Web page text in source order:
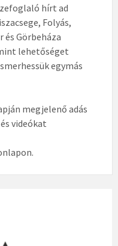
hírt ad
Folyás,
és Görbeháza
lehetőséget
egymás
megjelenő adás
videókat